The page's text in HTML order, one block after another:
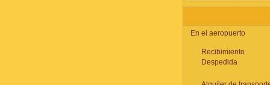
En el aeropuerto
Recibimiento
Despedida